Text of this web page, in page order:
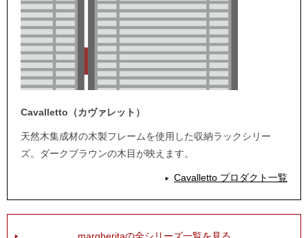
Cavalletto（カヴァレット）
天然木集成材の木製フレームを使用した収納ラックシリー
ズ。ダークブラウンの木目が映えます。
Cavalletto プロダクト一覧